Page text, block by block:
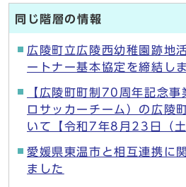
同じ階層の情報
広陵町立広陵西幼稚園跡地
ートナー基本協定を締結し
【広陵町町制70周年記念
ロサッカーチーム）の広陵
いて【令和7年8月23日（土
愛媛県東温市と相互連携に
ました